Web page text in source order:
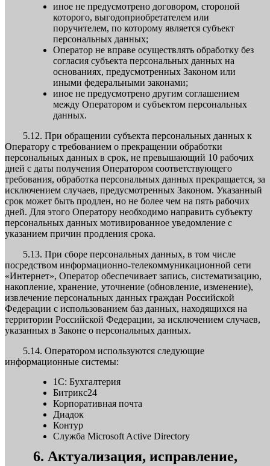
иное не предусмотрено договором, стороной
которого, выгодоприобретателем или
поручителем, по которому является субъект
персональных данных;
Оператор не вправе осуществлять обработку без
согласия субъекта персональных данных на
основаниях, предусмотренных Законом или
иными федеральными законами;
иное не предусмотрено другим соглашением
между Оператором и субъектом персональных
данных.
5.12. При обращении субъекта персональных данных к
Оператору с требованием о прекращении обработки
персональных данных в срок, не превышающий 10 рабочих
дней с даты получения Оператором соответствующего
требования, обработка персональных данных прекращается, за
исключением случаев, предусмотренных Законом. Указанный
срок может быть продлен, но не более чем на пять рабочих
дней. Для этого Оператору необходимо направить субъекту
персональных данных мотивированное уведомление с
указанием причин продления срока.
5.13. При сборе персональных данных, в том числе
посредством информационно-телекоммуникационной сети
«Интернет», Оператор обеспечивает запись, систематизацию,
накопление, хранение, уточнение (обновление, изменение),
извлечение персональных данных граждан Российской
Федерации с использованием баз данных, находящихся на
территории Российской Федерации, за исключением случаев,
указанных в Законе о персональных данных.
5.14. Оператором используются следующие
информационные системы:
1С: Бухгалтерия
Битрикс24
Корпоративная почта
Диадок
Контур
Служба Microsoft Active Directory
6. Актуализация, исправление,